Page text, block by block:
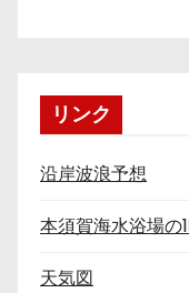
リンク
沿岸波浪予想
本須賀海水浴場の
天気図